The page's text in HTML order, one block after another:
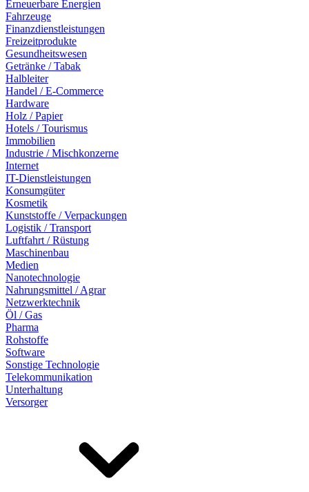
Erneuerbare Energien
Fahrzeuge
Finanzdienstleistungen
Freizeitprodukte
Gesundheitswesen
Getränke / Tabak
Halbleiter
Handel / E-Commerce
Hardware
Holz / Papier
Hotels / Tourismus
Immobilien
Industrie / Mischkonzerne
Internet
IT-Dienstleistungen
Konsumgüter
Kosmetik
Kunststoffe / Verpackungen
Logistik / Transport
Luftfahrt / Rüstung
Maschinenbau
Medien
Nanotechnologie
Nahrungsmittel / Agrar
Netzwerktechnik
Öl / Gas
Pharma
Rohstoffe
Software
Sonstige Technologie
Telekommunikation
Unterhaltung
Versorger